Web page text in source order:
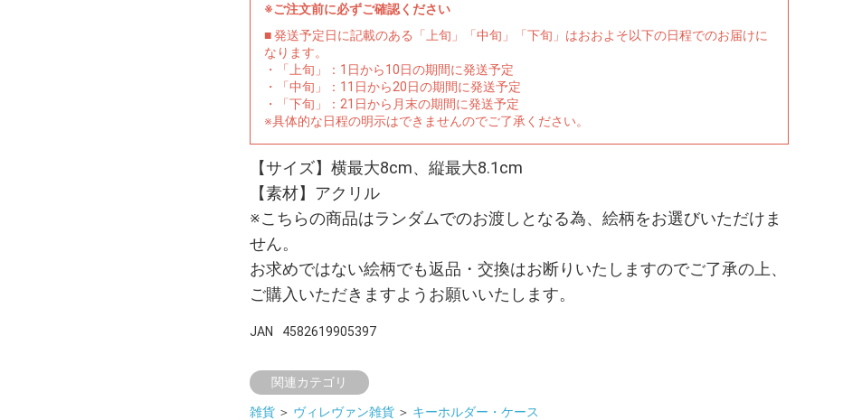
※ご注文前に必ずご確認ください
■ 発送予定日に記載のある「上旬」「中旬」「下旬」はおおよそ以下の日程でのお届けに
なります。
・「上旬」：1日から10日の期間に発送予定
・「中旬」：11日から20日の期間に発送予定
・「下旬」：21日から月末の期間に発送予定
※具体的な日程の明示はできませんのでご了承ください。
【サイズ】横最大8cm、縦最大8.1cm
【素材】アクリル
※こちらの商品はランダムでのお渡しとなる為、絵柄をお選びいただけま
せん。
お求めではない絵柄でも返品・交換はお断りいたしますのでご了承の上、
ご購入いただきますようお願いいたします。
JAN 4582619905397
関連カテゴリ
雑貨 ＞ ヴィレヴァン雑貨 ＞ キーホルダー・ケース